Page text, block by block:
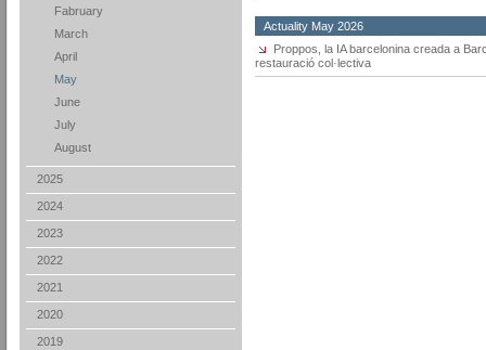
Fabruary
March
April
May
June
July
August
2025
2024
2023
2022
2021
2020
2019
Actuality May 2026
Proppos, la IA barcelonina creada a
restauració col·lectiva